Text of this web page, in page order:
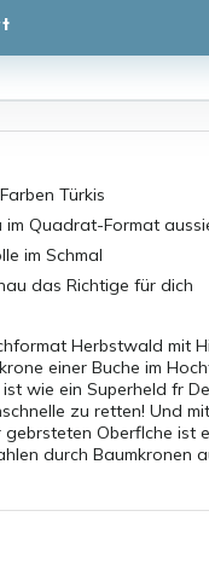
Türkis
im Quadrat-Format
im Schmal
das Richtige für dich
Herbstwald mit
einer Buche im
wie ein Superheld fr
zu retten! Und
gebrsteten Oberflche ist
durch Baumkronen